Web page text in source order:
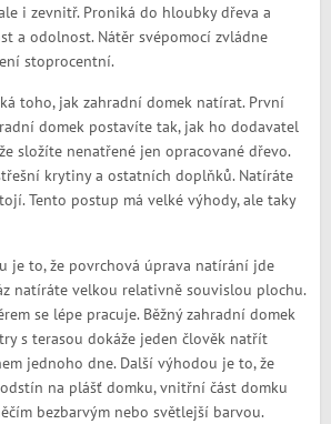
i zevnitř. Proniká do hloubky dřeva a
a odolnost. Nátěr svépomocí zvládne
stoprocentní.
toho, jak zahradní domek natírat. První
domek postavíte tak, jak ho dodavatel
složíte nenatřené jen opracované dřevo.
krytiny a ostatních doplňků. Natíráte
Tento postup má velké výhody, ale taky
je to, že povrchová úprava natírání jde
natíráte velkou relativně souvislou plochu.
se lépe pracuje. Běžný zahradní domek
s terasou dokáže jeden člověk natřít
jednoho dne. Další výhodou je to, že
na plášť domku, vnitřní část domku
bezbarvým nebo světlejší barvou.